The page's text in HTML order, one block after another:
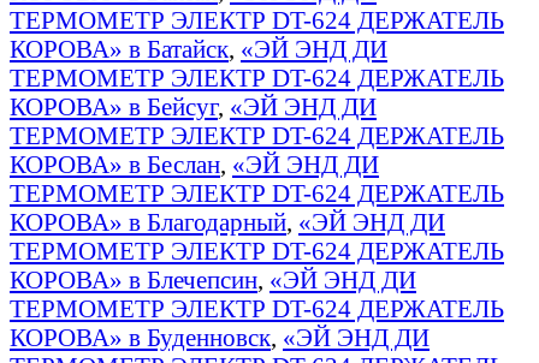
ТЕРМОМЕТР ЭЛЕКТР DT-624 ДЕРЖАТЕЛЬ
КОРОВА» в Батайск, «ЭЙ ЭНД ДИ
ТЕРМОМЕТР ЭЛЕКТР DT-624 ДЕРЖАТЕЛЬ
КОРОВА» в Бейсуг, «ЭЙ ЭНД ДИ
ТЕРМОМЕТР ЭЛЕКТР DT-624 ДЕРЖАТЕЛЬ
КОРОВА» в Беслан, «ЭЙ ЭНД ДИ
ТЕРМОМЕТР ЭЛЕКТР DT-624 ДЕРЖАТЕЛЬ
КОРОВА» в Благодарный, «ЭЙ ЭНД ДИ
ТЕРМОМЕТР ЭЛЕКТР DT-624 ДЕРЖАТЕЛЬ
КОРОВА» в Блечепсин, «ЭЙ ЭНД ДИ
ТЕРМОМЕТР ЭЛЕКТР DT-624 ДЕРЖАТЕЛЬ
КОРОВА» в Буденновск, «ЭЙ ЭНД ДИ